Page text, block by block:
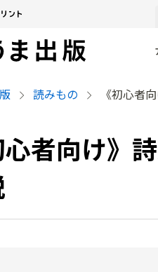
読みもの 《初心者
心者向け》